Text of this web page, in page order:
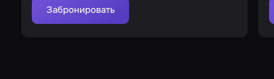
Забронировать